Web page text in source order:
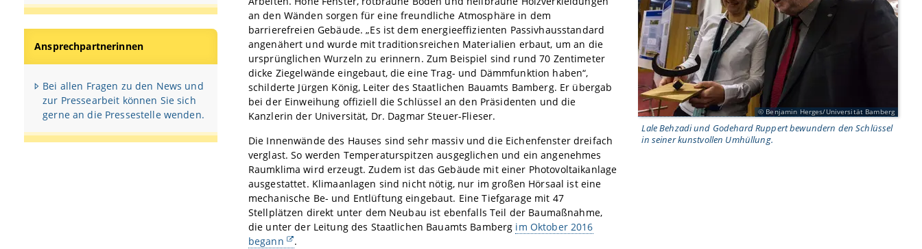
Ansprechpartnerinnen
Bei allen Fragen zu den News und
zur Pressearbeit können Sie sich
gerne an die Pressestelle wenden.
Benjamin Herges/Universität Bamberg
Lale Behzadi und Godehard Ruppert bewundern den Schlüssel
in seiner kunstvollen Umhüllung.
an den Wänden sorgen für eine freundliche Atmosphäre in dem
barrierefreien Gebäude. „Es ist dem energieeffizienten Passivhausstandard
angenähert und wurde mit traditionsreichen Materialien erbaut, um an die
ursprünglichen Wurzeln zu erinnern. Zum Beispiel sind rund 70 Zentimeter
dicke Ziegelwände eingebaut, die eine Trag- und Dämmfunktion haben“,
schilderte Jürgen König, Leiter des Staatlichen Bauamts Bamberg. Er übergab
bei der Einweihung offiziell die Schlüssel an den Präsidenten und die
Kanzlerin der Universität, Dr. Dagmar Steuer-Flieser.
Die Innenwände des Hauses sind sehr massiv und die Eichenfenster dreifach
verglast. So werden Temperaturspitzen ausgeglichen und ein angenehmes
Raumklima wird erzeugt. Zudem ist das Gebäude mit einer Photovoltaikanlage
ausgestattet. Klimaanlagen sind nicht nötig, nur im großen Hörsaal ist eine
mechanische Be- und Entlüftung eingebaut. Eine Tiefgarage mit 47
Stellplätzen direkt unter dem Neubau ist ebenfalls Teil der Baumaßnahme,
die unter der Leitung des Staatlichen Bauamts Bamberg im Oktober 2016
begann
.